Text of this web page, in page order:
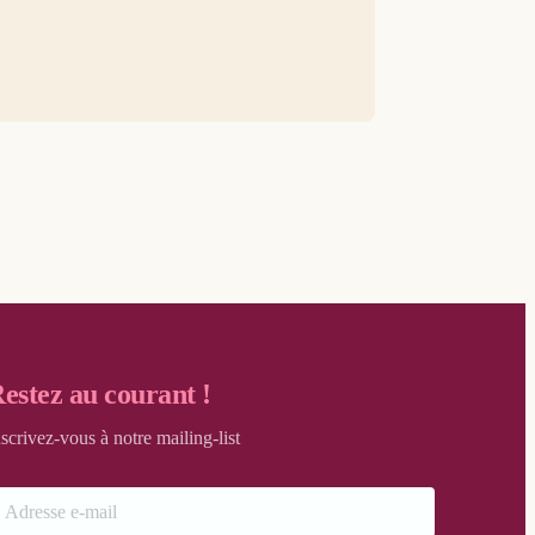
au courant !
vous à notre mailing-list